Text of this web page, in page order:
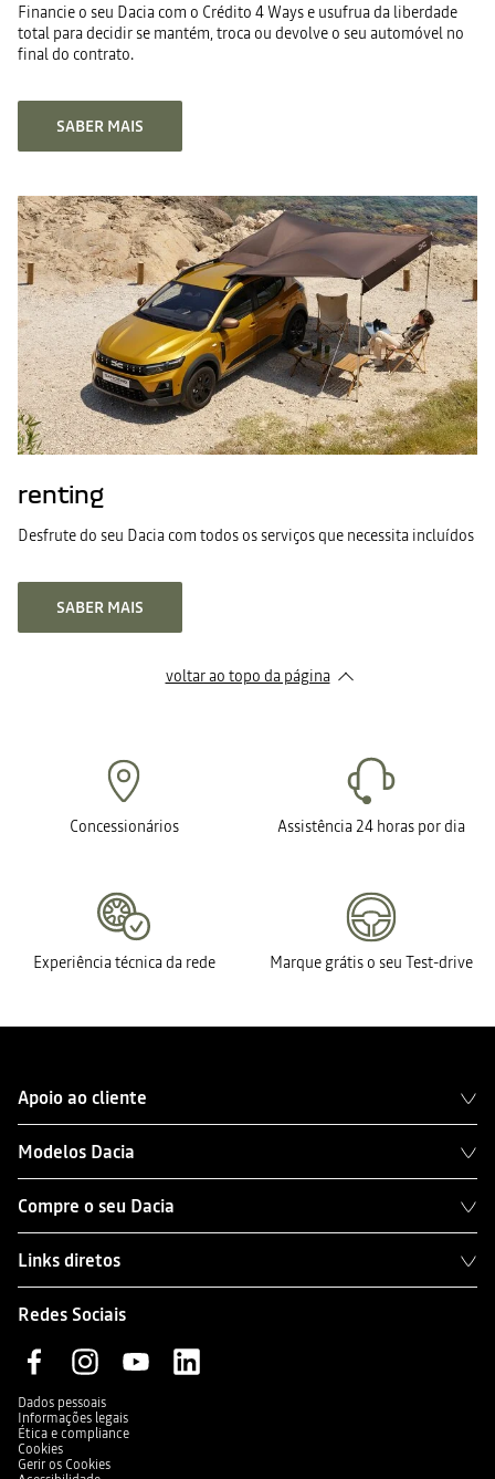
Financie o seu Dacia com o Crédito 4 Ways e usufrua da liberdade
total para decidir se mantém, troca ou devolve o seu automóvel no
final do contrato.
SABER MAIS
renting
Desfrute do seu Dacia com todos os serviços que necessita incluídos
SABER MAIS
voltar ao topo da página
Concessionários Assistência 24 horas por dia
Experiência técnica da rede Marque grátis o seu Test-drive
Apoio ao cliente
Modelos Dacia
Compre o seu Dacia
Links diretos
Redes Sociais
Dados pessoais
Informações legais
Ética e compliance
Cookies
Gerir os Cookies